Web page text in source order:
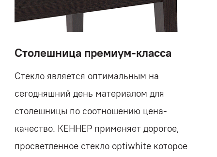
Столешница премиум-класса
Стекло является оптимальным на
сегодняшний день материалом для
столешницы по соотношению цена-
качество. КЕННЕР применяет дорогое,
просветленное стекло optiwhite которое